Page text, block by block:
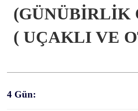
(GÜNÜBİRLİK
( UÇAKLI VE
4 Gün: